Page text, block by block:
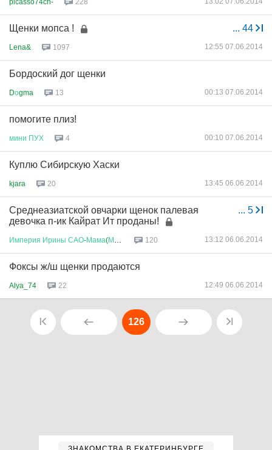
228
... 44
Щенки мопса !
Lena& 1097 12:55 07.06.2014
Бордоский дог щенки
Dоgma 13 00:13 07.06.2014
помогите плиз!
мини ПУХ 4 00:10 07.06.2014
Куплю Сибирскую Хаски
kjara 20 13:45 06.06.2014
... 5
Среднеазиатской овчарки щенок палевая
девочка п-ик Кайрат Ит проданы!
Империя Ирины САО-Мама(Мамасао ... 120 13:12 06.06.2014
Фоксы ж/ш щенки продаются
Alya_74 22 12:49 06.06.2014
126